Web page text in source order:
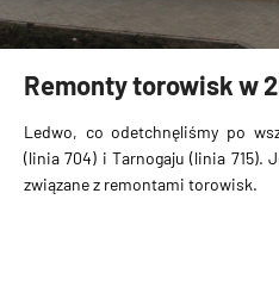
Remonty torowisk w
Ledwo, co odetchnęliśmy po
(linia 704) i Tarnogaju (linia 715).
związane z remontami torowisk.